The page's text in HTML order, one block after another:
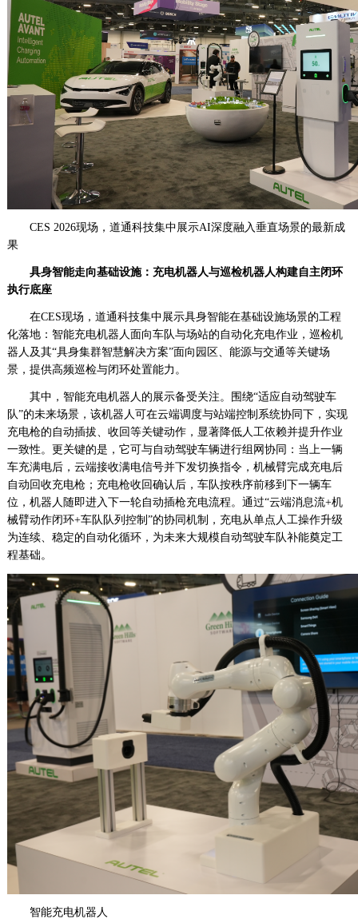
CES 2026现场，道通科技集中展示AI深度融入垂直场景的最新成
果
具身智能走向基础设施：充电机器人与巡检机器人构建自主闭环
执行底座
在CES现场，道通科技集中展示具身智能在基础设施场景的工程
化落地：智能充电机器人面向车队与场站的自动化充电作业，巡检机
器人及其“具身集群智慧解决方案”面向园区、能源与交通等关键场
景，提供高频巡检与闭环处置能力。
其中，智能充电机器人的展示备受关注。围绕“适应自动驾驶车
队”的未来场景，该机器人可在云端调度与站端控制系统协同下，实现
充电枪的自动插拔、收回等关键动作，显著降低人工依赖并提升作业
一致性。更关键的是，它可与自动驾驶车辆进行组网协同：当上一辆
车充满电后，云端接收满电信号并下发切换指令，机械臂完成充电后
自动回收充电枪；充电枪收回确认后，车队按秩序前移到下一辆车
位，机器人随即进入下一轮自动插枪充电流程。通过“云端消息流+机
械臂动作闭环+车队队列控制”的协同机制，充电从单点人工操作升级
为连续、稳定的自动化循环，为未来大规模自动驾驶车队补能奠定工
程基础。
智能充电机器人